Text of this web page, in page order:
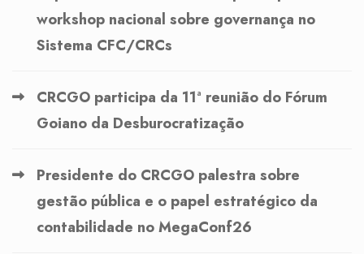
workshop nacional sobre governança no
Sistema CFC/CRCs
CRCGO participa da 11ª reunião do Fórum
Goiano da Desburocratização
Presidente do CRCGO palestra sobre
gestão pública e o papel estratégico da
contabilidade no MegaConf26